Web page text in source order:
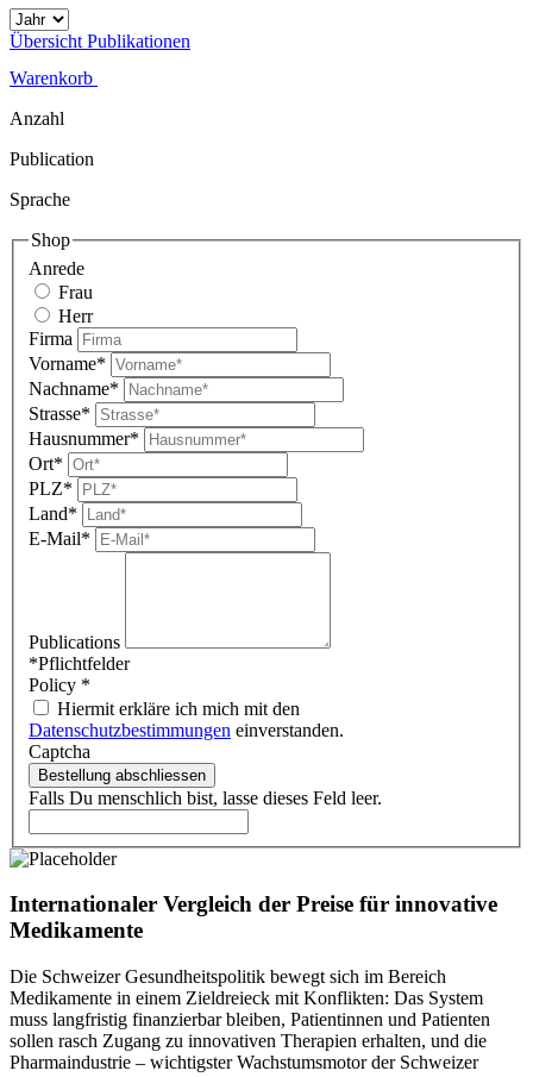
Übersicht Publikationen
Warenkorb
Anzahl
Publication
Sprache
Shop
Anrede
Frau
Herr
Firma
Vorname*
Nachname*
Strasse*
Hausnummer*
Ort*
PLZ*
Land*
E-Mail*
Publications
*Pflichtfelder
Policy *
Hiermit erkläre ich mich mit den
Datenschutzbestimmungen einverstanden.
Captcha
Bestellung abschliessen
Falls Du menschlich bist, lasse dieses Feld leer.
Internationaler Vergleich der Preise für innovative
Medikamente
Die Schweizer Gesundheitspolitik bewegt sich im Bereich
Medikamente in einem Zieldreieck mit Konflikten: Das System
muss langfristig finanzierbar bleiben, Patientinnen und Patienten
sollen rasch Zugang zu innovativen Therapien erhalten, und die
Pharmaindustrie – wichtigster Wachstumsmotor der Schweizer